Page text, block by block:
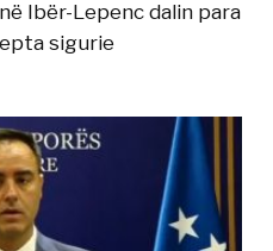
Ibër-Lepenc dalin para
sigurie